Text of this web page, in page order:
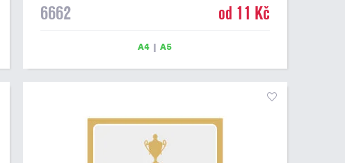
máme ve formátu A4 a A5. Papírový diplom s motivem
6662 od 11 Kč
A4 |A5